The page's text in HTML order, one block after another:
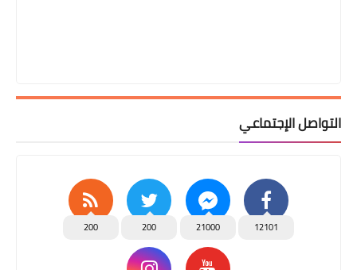
التواصل الإجتماعي
12101
21000
200
200